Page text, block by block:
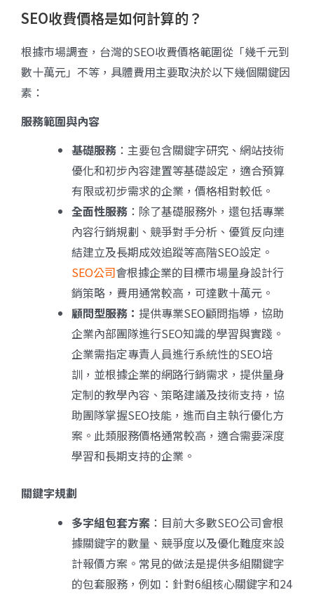
SEO收費價格是如何計算的？
根據市場調查，台灣的SEO收費價格範圍從「幾千元到
數十萬元」不等，具體費用主要取決於以下幾個關鍵因
素：
服務範圍與內容
基礎服務 ：主要包含關鍵字研究、網站技術
優化和初步內容建置等基礎設定，適合預算
有限或初步需求的企業，價格相對較低。
全面性服務 ：除了基礎服務外，還包括專業
內容行銷規劃、競爭對手分析、優質反向連
結建立及長期成效追蹤等高階SEO設定。
SEO公司會根據企業的目標市場量身設計行
銷策略，費用通常較高，可達數十萬元。
顧問型服務： 提供專業SEO顧問指導，協助
企業內部團隊進行SEO知識的學習與實踐。
企業需指定專責人員進行系統性的SEO培
訓，並根據企業的網路行銷需求，提供量身
定制的教學內容、策略建議及技術支持，協
助團隊掌握SEO技能，進而自主執行優化方
案。此類服務價格通常較高，適合需要深度
學習和長期支持的企業。
關鍵字規劃
多字組包套方案 ：目前大多數SEO公司會根
據關鍵字的數量、競爭度以及優化難度來設
計報價方案。常見的做法是提供多組關鍵字
的包套服務，例如：針對6組核心關鍵字和24